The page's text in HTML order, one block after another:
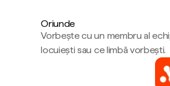
Oriunde
Vorbește cu un membru al
locuiești sau ce limbă vorbești.